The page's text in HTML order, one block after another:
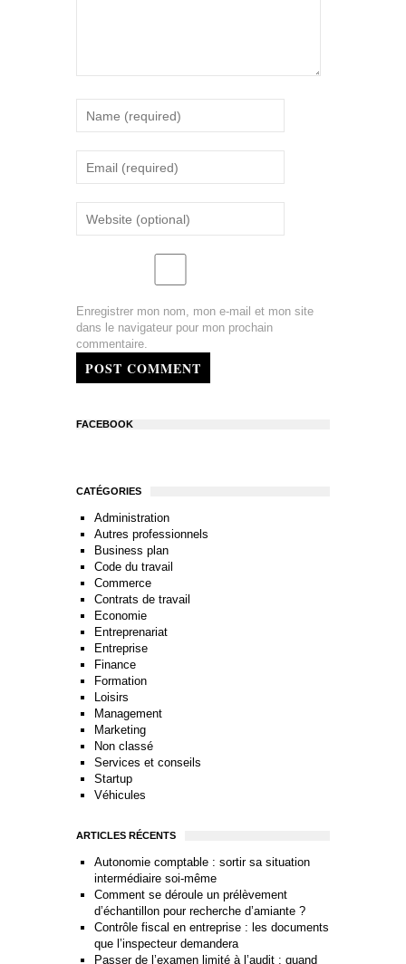
Enregistrer mon nom, mon e-mail et mon site
dans le navigateur pour mon prochain
commentaire.
POST COMMENT
FACEBOOK
CATÉGORIES
Administration
Autres professionnels
Business plan
Code du travail
Commerce
Contrats de travail
Economie
Entreprenariat
Entreprise
Finance
Formation
Loisirs
Management
Marketing
Non classé
Services et conseils
Startup
Véhicules
ARTICLES RÉCENTS
Autonomie comptable : sortir sa situation
intermédiaire soi-même
Comment se déroule un prélèvement
d’échantillon pour recherche d’amiante ?
Contrôle fiscal en entreprise : les documents
que l’inspecteur demandera
Passer de l’examen limité à l’audit : quand